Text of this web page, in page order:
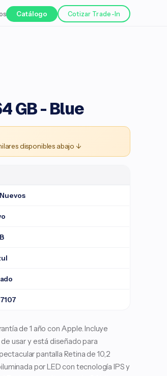
Catálogo Cotizar Trade-In
GB - Blue
disponibles abajo ↓
de 1 año con Apple. Incluye
usar y está diseñado para
pantalla Retina de 10,2
por LED con tecnología IPS y